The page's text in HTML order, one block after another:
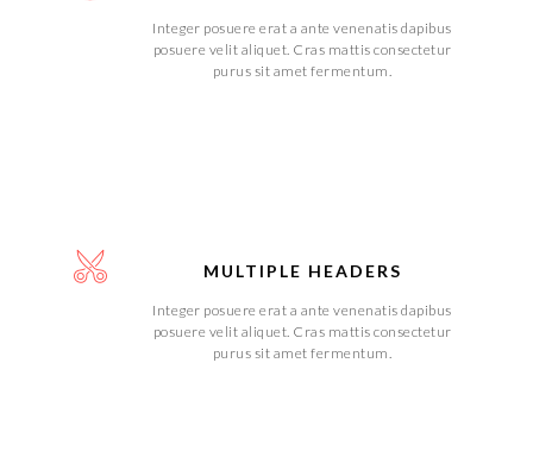
Integer posuere erat a ante venenatis dapibus
posuere velit aliquet. Cras mattis consectetur
purus sit amet fermentum.
MULTIPLE HEADERS
Integer posuere erat a ante venenatis dapibus
posuere velit aliquet. Cras mattis consectetur
purus sit amet fermentum.